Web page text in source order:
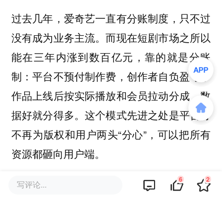
过去几年，爱奇艺一直有分账制度，只不过
没有成为业务主流。而现在短剧市场之所以
能在三年内涨到数百亿元，靠的就是分账
制：平台不预付制作费，创作者自负盈亏，
作品上线后按实际播放和会员拉动分成，数
据好就分得多。这个模式先进之处是平台方
不再为版权和用户两头“分心”，可以把所有
资源都砸向用户端。
龚宇也坦承，平台对于自制及采购头部内容
写评论... 6 2